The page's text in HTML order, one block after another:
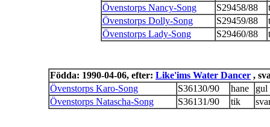
Övenstorps Nancy-Song
S29458/88
Övenstorps Dolly-Song
S29459/88
Övenstorps Lady-Song
S29460/88
Födda: 1990-04-06, efter: Like'ims Water Dancer ,
Övenstorps Karo-Song
S36130/90 hane
gul
Övenstorps Natascha-Song
S36131/90 tik